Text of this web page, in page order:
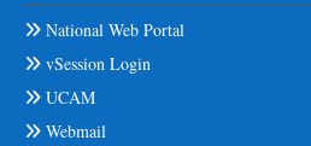
National Web Portal
vSession Login
UCAM
Webmail